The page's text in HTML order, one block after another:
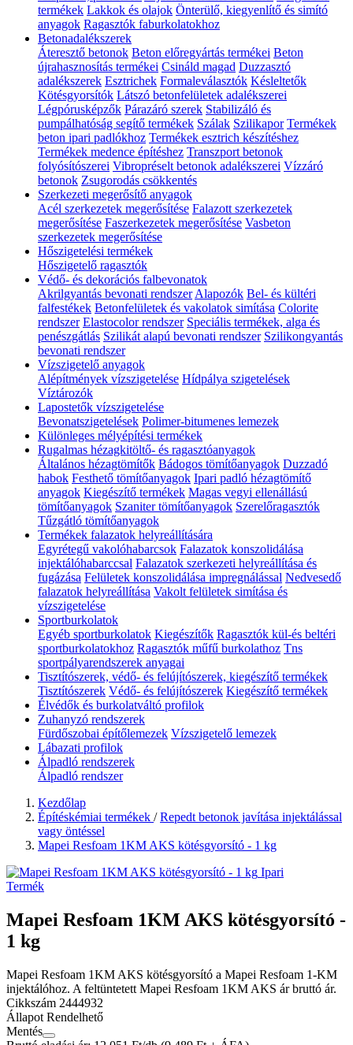
termékek Lakkok és olajok Önterülő, kiegyenlítő és simító
anyagok Ragasztók faburkolatokhoz
Betonadalékszerek
Áteresztő betonok Beton előregyártás termékei Beton
újrahasznosítás termékei Csináld magad Duzzasztó
adalékszerek Esztrichek Formaleválasztók Késleltetők
Kötésgyorsítók Látszó betonfelületek adalékszerei
Légpórusképzők Párazáró szerek Stabilizáló és
pumpálhatóság segítő termékek Szálak Szilikapor Termékek
beton ipari padlókhoz Termékek esztrich készítéshez
Termékek medence építéshez Transzport betonok
folyósítószerei Vibropréselt betonok adalékszerei Vízzáró
betonok Zsugorodás csökkentés
Szerkezeti megerősítő anyagok
Acél szerkezetek megerősítése Falazott szerkezetek
megerősítése Faszerkezetek megerősítése Vasbeton
szerkezetek megerősítése
Hőszigetelési termékek
Hőszigetelő ragasztók
Védő- és dekorációs falbevonatok
Akrilgyantás bevonati rendszer Alapozók Bel- és kültéri
falfestékek Betonfelületek és vakolatok simítása Colorite
rendszer Elastocolor rendszer Speciális termékek, alga és
penészgátlás Szilikát alapú bevonati rendszer Szilikongyantás
bevonati rendszer
Vízszigetelő anyagok
Alépítmények vízszigetelése Hídpálya szigetelések
Víztározók
Lapostetők vízszigetelése
Bevonatszigetelések Polimer-bitumenes lemezek
Különleges mélyépítési termékek
Rugalmas hézagkitöltő- és ragasztóanyagok
Általános hézagtömítők Bádogos tömítőanyagok Duzzadó
habok Festhető tömítőanyagok Ipari padló hézagtömítő
anyagok Kiegészítő termékek Magas vegyi ellenállású
tömítőanyagok Szaniter tömítőanyagok Szerelőragasztók
Tűzgátló tömítőanyagok
Termékek falazatok helyreállítására
Egyrétegű vakolóhabarcsok Falazatok konszolidálása
injektálóhabarccsal Falazatok szerkezeti helyreállítása és
fugázása Felületek konszolidálása impregnálással Nedvesedő
falazatok helyreállítása Vakolt felületek simítása és
vízszigetelése
Sportburkolatok
Egyéb sportburkolatok Kiegészítők Ragasztók kül-és beltéri
sportburkolatokhoz Ragasztók műfű burkolathoz Tns
sportpályarendszerek anyagai
Tisztítószerek, védő- és felújítószerek, kiegészítő termékek
Tisztítószerek Védő- és felújítószerek Kiegészítő termékek
Élvédők és burkolatváltó profilok
Zuhanyzó rendszerek
Fürdőszobai építőlemezek Vízszigetelő lemezek
Lábazati profilok
Álpadló rendszerek
Álpadló rendszer
Kezdőlap
Építéskémiai termékek /Repedt betonok javítása injektálással
vagy öntéssel
Mapei Resfoam 1KM AKS kötésgyorsító - 1 kg
Ipari
Termék
Mapei Resfoam 1KM AKS kötésgyorsító -
1 kg
Mapei Resfoam 1KM AKS kötésgyorsító a Mapei Resfoam 1-KM
injektálóhoz. A feltüntetett Mapei Resfoam 1KM AKS ár bruttó ár.
Cikkszám 2444932
Állapot Rendelhető
Mentés